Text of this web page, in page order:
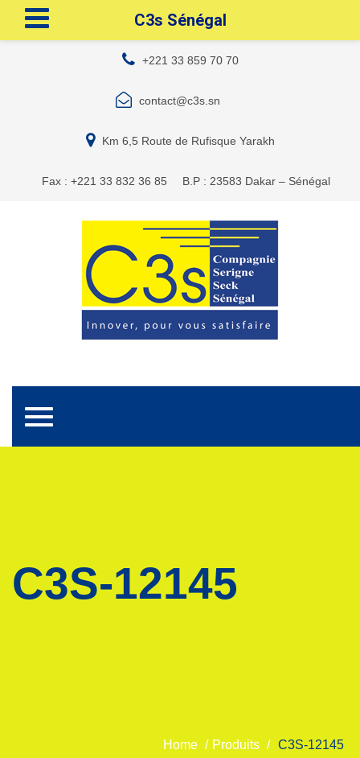
+221 33 859 70 70
contact@c3s.sn
Km 6,5 Route de Rufisque Yarakh
Fax : +221 33 832 36 85 B.P : 23583 Dakar – Sénégal
Toggle navigation
C3S-12145
Home / Produits / C3S-12145
C3s Sénégal